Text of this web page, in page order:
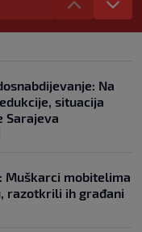
nagovijestila
priča NBA zvijezde,
stvar
Na
situacija
Sarajeva
Muškarci mobitelima
razotkrili ih građani